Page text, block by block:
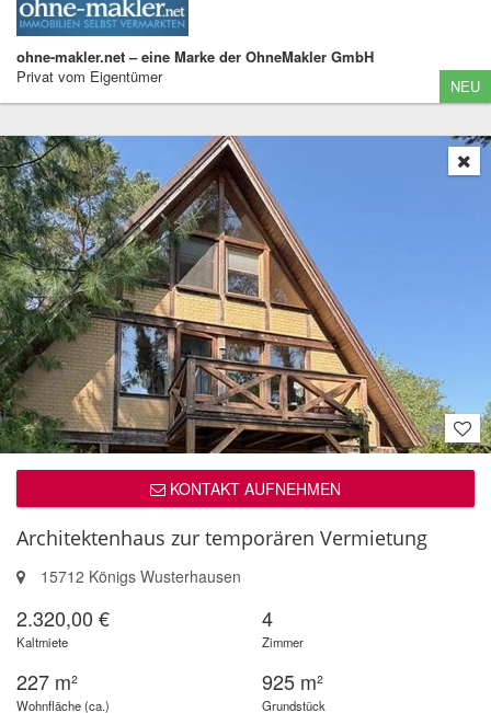
ohne-makler.net – eine Marke der OhneMakler GmbH
Privat vom Eigentümer
NEU
KONTAKT AUFNEHMEN
Architektenhaus zur temporären Vermietung
15712 Königs Wusterhausen
2.320,00 €
Kaltmiete
4
Zimmer
227 m²
Wohnfläche (ca.)
925 m²
Grundstück